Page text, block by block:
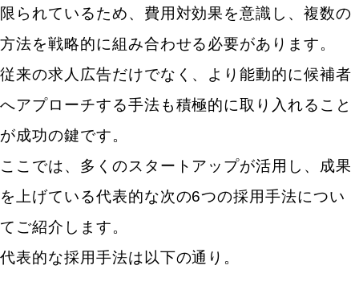
限られているため、費用対効果を意識し、複数の
方法を戦略的に組み合わせる必要があります。
従来の求人広告だけでなく、より能動的に候補者
へアプローチする手法も積極的に取り入れること
が成功の鍵です。
ここでは、多くのスタートアップが活用し、成果
を上げている代表的な次の6つの採用手法につい
てご紹介します。
代表的な採用手法は以下の通り。